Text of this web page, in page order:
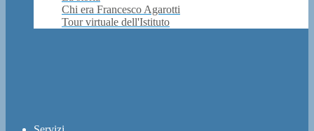
Chi era Francesco Agarotti
Tour virtuale dell'Istituto